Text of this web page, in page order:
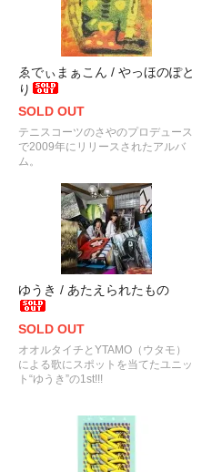
ゑでぃまぁこん / やっほのぽと
り
SOLD OUT
テニスコーツのさやのプロデュース
で2009年にリリースされたアルバ
ム。
ゆうき / あたえられたもの
SOLD OUT
オオルタイチとYTAMO（ウタモ）
による歌にスポットを当てたユニッ
ト“ゆうき”の1st!!!